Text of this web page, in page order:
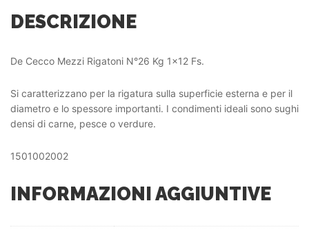
DESCRIZIONE
De Cecco Mezzi Rigatoni N°26 Kg 1×12 Fs.
Si caratterizzano per la rigatura sulla superficie esterna e per il
diametro e lo spessore importanti. I condimenti ideali sono sughi
densi di carne, pesce o verdure.
1501002002
INFORMAZIONI AGGIUNTIVE